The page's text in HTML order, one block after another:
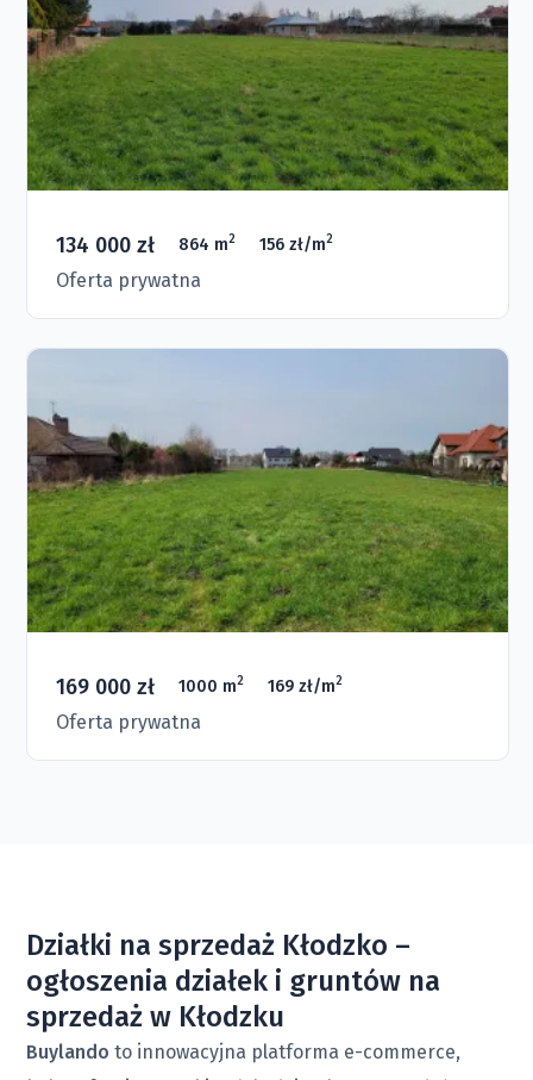
134 000 zł 864 m2 156 zł/m2
Oferta prywatna
169 000 zł 1000 m2 169 zł/m2
Oferta prywatna
Działki na sprzedaż Kłodzko –
ogłoszenia działek i gruntów na
sprzedaż w Kłodzku
Buylando to innowacyjna platforma e-commerce,